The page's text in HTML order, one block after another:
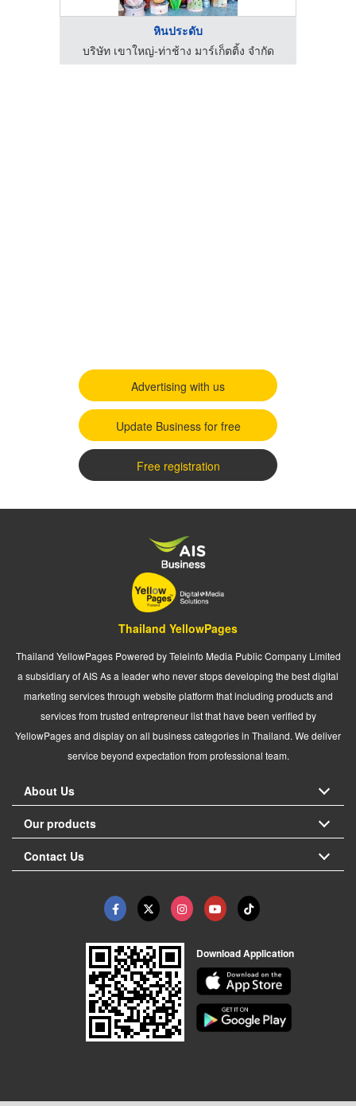
หินประดับ
บริษัท เขาใหญ่-ท่าช้าง มาร์เก็ตติ้ง จำกัด
Advertising with us
Update Business for free
Free registration
Thailand YellowPages
Thailand YellowPages Powered by Teleinfo Media Public Company Limited
a subsidiary of AIS As a leader who never stops developing the best digital
marketing services through website platform that including products and
services from trusted entrepreneur list that have been verified by
YellowPages and display on all business categories in Thailand. We deliver
service beyond expectation from professional team.
About Us
Our products
Contact Us
Download Application